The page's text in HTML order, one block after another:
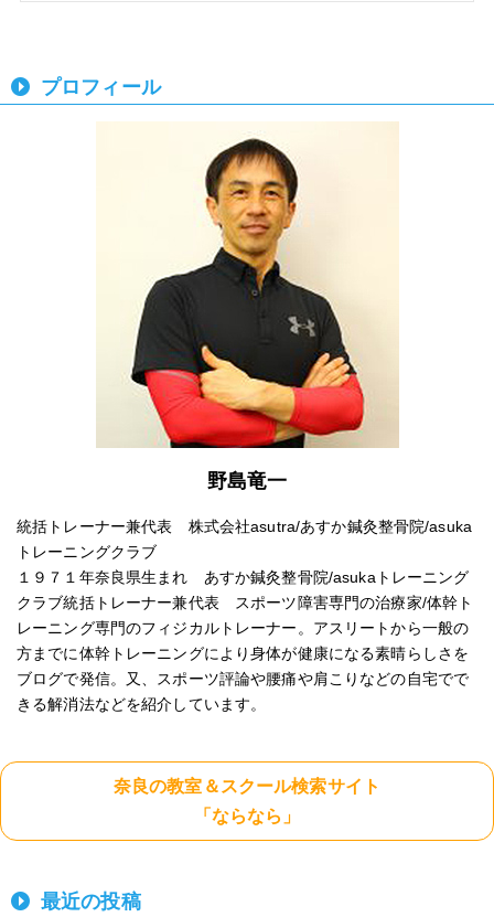
プロフィール
野島竜一
統括トレーナー兼代表 株式会社asutra/あすか鍼灸整骨院/asuka
トレーニングクラブ
１９７１年奈良県生まれ あすか鍼灸整骨院/asukaトレーニング
クラブ統括トレーナー兼代表 スポーツ障害専門の治療家/体幹ト
レーニング専門のフィジカルトレーナー。アスリートから一般の
方までに体幹トレーニングにより身体が健康になる素晴らしさを
ブログで発信。又、スポーツ評論や腰痛や肩こりなどの自宅でで
きる解消法などを紹介しています。
奈良の教室＆スクール検索サイト
「ならなら」
最近の投稿